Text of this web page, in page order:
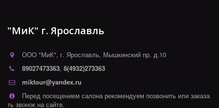
"МиК" г. Ярославль
ООО "МиК", г. Ярославль, Мышкинский пр. д.10
89027473363, 8(4932)273363
miktour@yandex.ru
Перед посещением салона рекомендуем позвонить или заказа
ть звонок на сайте.